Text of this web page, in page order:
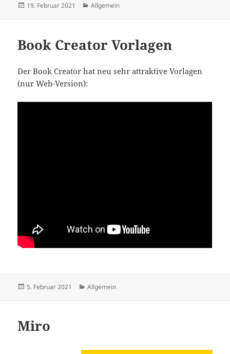
Veröffentlicht
19. Februar 2021 Kategorien
Allgemein
Book Creator Vorlagen
Der Book Creator hat neu sehr attraktive Vorlagen
(nur Web-Version):
Veröffentlicht
5. Februar 2021 Kategorien
Allgemein
Miro